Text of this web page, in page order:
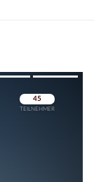
Überspringen